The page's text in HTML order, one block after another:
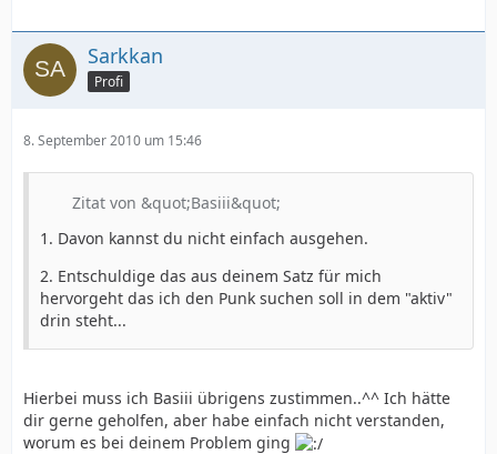
Sarkkan
Profi
8. September 2010 um 15:46
Zitat von &quot;Basiii&quot;
1. Davon kannst du nicht einfach ausgehen.
2. Entschuldige das aus deinem Satz für mich
hervorgeht das ich den Punk suchen soll in dem "aktiv"
drin steht...
Hierbei muss ich Basiii übrigens zustimmen..^^ Ich hätte
dir gerne geholfen, aber habe einfach nicht verstanden,
worum es bei deinem Problem ging